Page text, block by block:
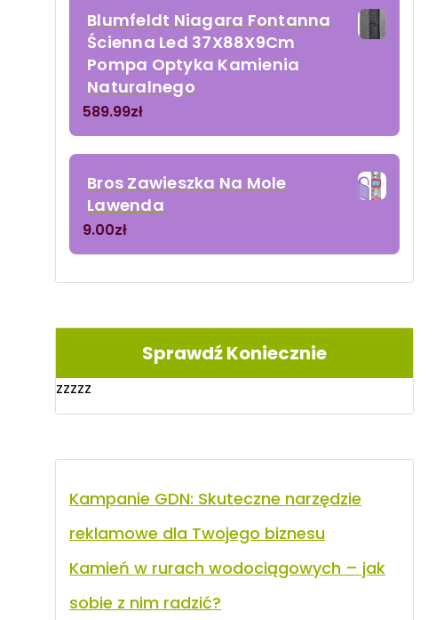
Blumfeldt Niagara Fontanna
Ścienna Led 37X88X9Cm
Pompa Optyka Kamienia
Naturalnego
589.99zł
Bros Zawieszka Na Mole
Lawenda
9.00zł
Sprawdź Koniecznie
zzzzz
Kampanie GDN: Skuteczne narzędzie
reklamowe dla Twojego biznesu
Kamień w rurach wodociągowych – jak
sobie z nim radzić?